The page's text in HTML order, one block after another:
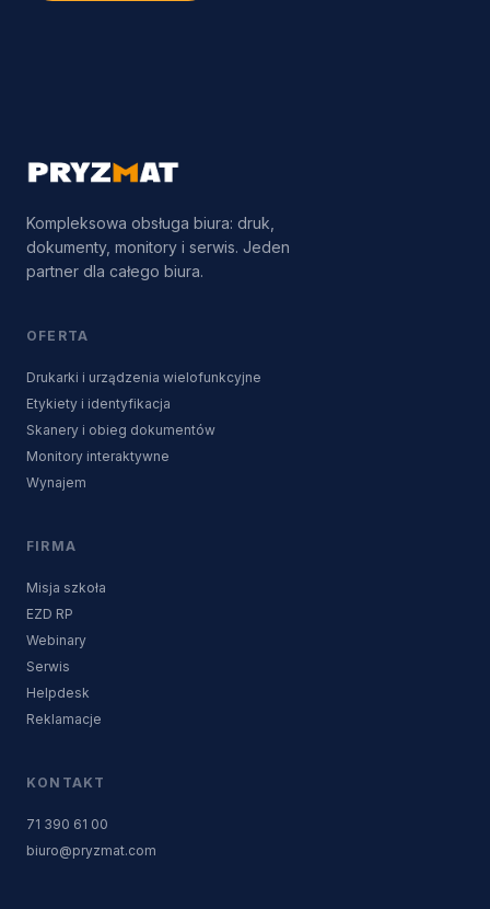
Kompleksowa obsługa biura: druk,
dokumenty, monitory i serwis. Jeden
partner dla całego biura.
OFERTA
Drukarki i urządzenia wielofunkcyjne
Etykiety i identyfikacja
Skanery i obieg dokumentów
Monitory interaktywne
Wynajem
FIRMA
Misja szkoła
EZD RP
Webinary
Serwis
Helpdesk
Reklamacje
KONTAKT
71 390 61 00
biuro@pryzmat.com